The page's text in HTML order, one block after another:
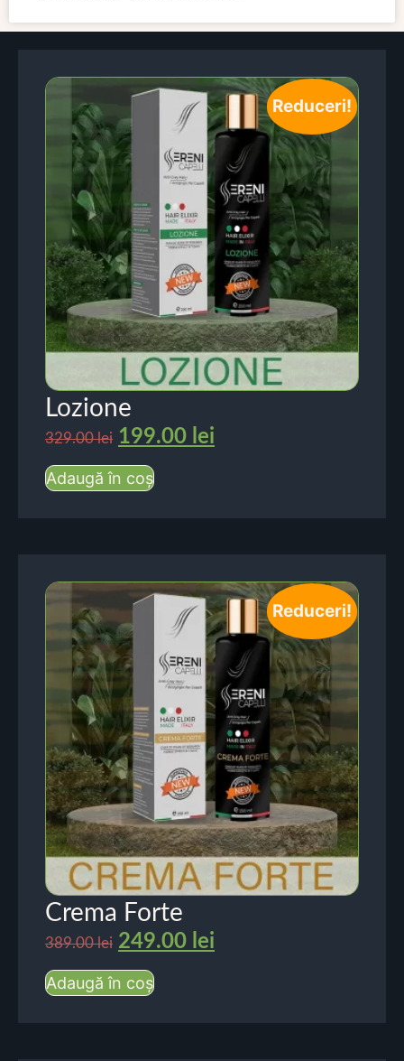
Reduceri!
Lozione
329.00lei 199.00 lei
Adaugă în coș
Reduceri!
Crema Forte
389.00lei 249.00 lei
Adaugă în coș